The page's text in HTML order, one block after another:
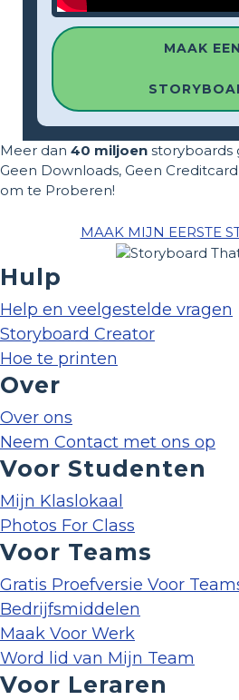
MAAK EEN
Meer dan 40 miljoen storyboards
Geen Downloads, Geen
om te Proberen!
MAAK MIJN EERSTE
Hulp
Help en veelgestelde vragen
Storyboard Creator
Hoe te printen
Over
Over ons
Neem Contact met ons op
Voor Studenten
Mijn Klaslokaal
Photos For Class
Voor Teams
Gratis Proefversie Voor
Bedrijfsmiddelen
Maak Voor Werk
Word lid van Mijn Team
Voor Leraren